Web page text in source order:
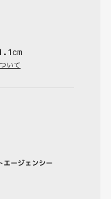
cm
いて
エージェンシー